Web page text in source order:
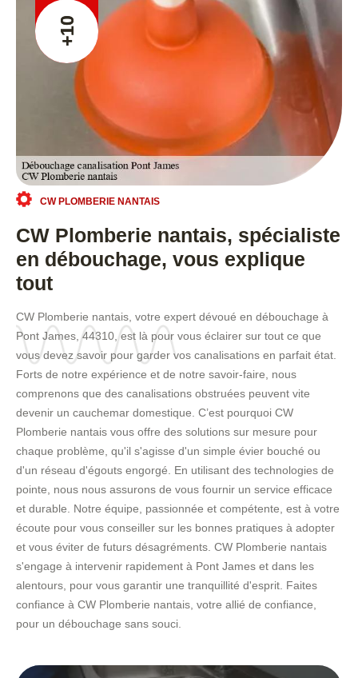
+10
CW PLOMBERIE NANTAIS
CW Plomberie nantais, spécialiste
en débouchage, vous explique
tout
CW Plomberie nantais, votre expert dévoué en débouchage à
Pont James, 44310, est là pour vous éclairer sur tout ce que
vous devez savoir pour garder vos canalisations en parfait état.
Forts de notre expérience et de notre savoir-faire, nous
comprenons que des canalisations obstruées peuvent vite
devenir un cauchemar domestique. C’est pourquoi CW
Plomberie nantais vous offre des solutions sur mesure pour
chaque problème, qu'il s'agisse d'un simple évier bouché ou
d'un réseau d'égouts engorgé. En utilisant des technologies de
pointe, nous nous assurons de vous fournir un service efficace
et durable. Notre équipe, passionnée et compétente, est à votre
écoute pour vous conseiller sur les bonnes pratiques à adopter
et vous éviter de futurs désagréments. CW Plomberie nantais
s'engage à intervenir rapidement à Pont James et dans les
alentours, pour vous garantir une tranquillité d'esprit. Faites
confiance à CW Plomberie nantais, votre allié de confiance,
pour un débouchage sans souci.